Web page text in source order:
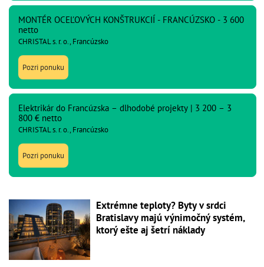
MONTÉR OCEĽOVÝCH KONŠTRUKCIÍ - FRANCÚZSKO - 3 600
netto
CHRISTAL s. r. o., Francúzsko
Pozri ponuku
Elektrikár do Francúzska – dlhodobé projekty | 3 200 – 3
800 € netto
CHRISTAL s. r. o., Francúzsko
Pozri ponuku
Extrémne teploty? Byty v srdci
Bratislavy majú výnimočný systém,
ktorý ešte aj šetrí náklady